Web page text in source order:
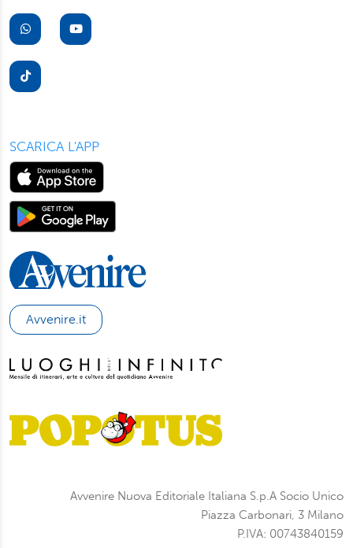
SCARICA L'APP
Avvenire.it
Avvenire Nuova Editoriale Italiana S.p.A Socio Unico
Piazza Carbonari, 3 Milano
P.IVA: 00743840159